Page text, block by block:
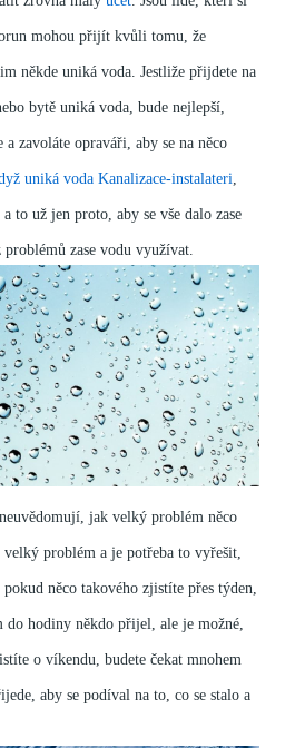
mohou přijít kvůli tomu, že
někde uniká voda. Jestliže přijdete na
bytě uniká voda, bude nejlepší,
zavoláte opraváři, aby se na něco
uniká voda Kanalizace-instalateri,
to už jen proto, aby se vše dalo zase
zase vodu využívat.
jak velký problém něco
problém a je potřeba to vyřešit,
pokud něco takového zjistíte přes týden,
do hodiny někdo přijel, ale je možné,
o víkendu, budete čekat mnohem
aby se podíval na to, co se stalo a